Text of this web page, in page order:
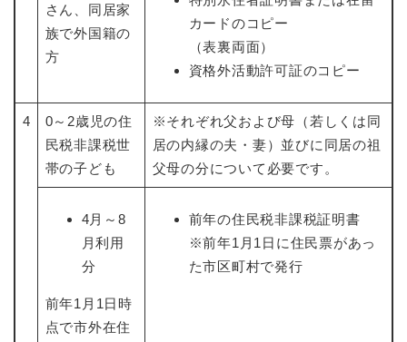
さん、同居家
族で外国籍の
方
カードのコピー
（表裏両面）
資格外活動許可証のコピー
4
0～2歳児の住
民税非課税世
帯の子ども
※それぞれ父および母（若しくは同
居の内縁の夫・妻）並びに同居の祖
父母の分について必要です。
4月～8
月利用
分
前年1月1日時
点で市外在住
前年の住民税非課税証明書
※前年1月1日に住民票があっ
た市区町村で発行